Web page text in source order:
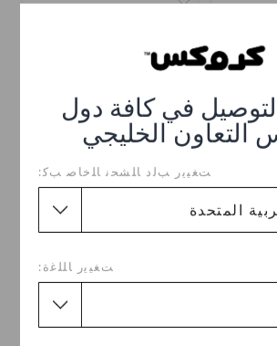
في كافة دول
التعاون الخليجي
ﺖﻐﻴﻳﺭ ﺐﻟﺩ ﺎﻠﺸﺤﻧ ﺎﻠﺧﺎﺻ ﺐﻛ:
ﺖﻐﻴﻳﺭ ﺎﻠﻠﻏﺓ: